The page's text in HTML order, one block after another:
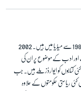
سہیل انجم نئی دہلی کے ایک سینئر صحافی ہیں۔ وہ 1985 سے میڈیا میں ہیں۔ 2002
اور ادب کے موضوع پر ان کی
کتابوں کو ایوارڈز ملے ہیں۔ جب
ریاستی حکومتوں کے علاوہ